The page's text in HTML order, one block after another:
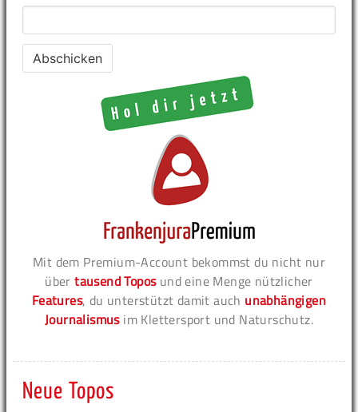
Mit dem Premium-Account bekommst du nicht nur
übertausend Toposund eine Menge nützlicher
Features, du unterstützt damit auch unabhängigen
Journalismusim Klettersport und Naturschutz.
Neue Topos